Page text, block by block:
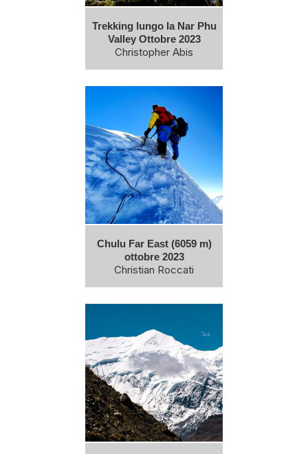
Trekking lungo la Nar Phu
Valley Ottobre 2023
Christopher Abis
Chulu Far East (6059 m)
ottobre 2023
Christian Roccati